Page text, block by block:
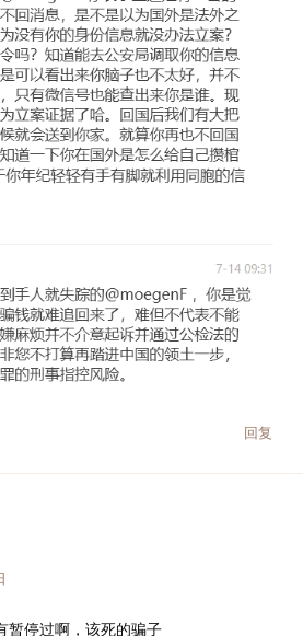
回复
暂停过啊，该死的骗子